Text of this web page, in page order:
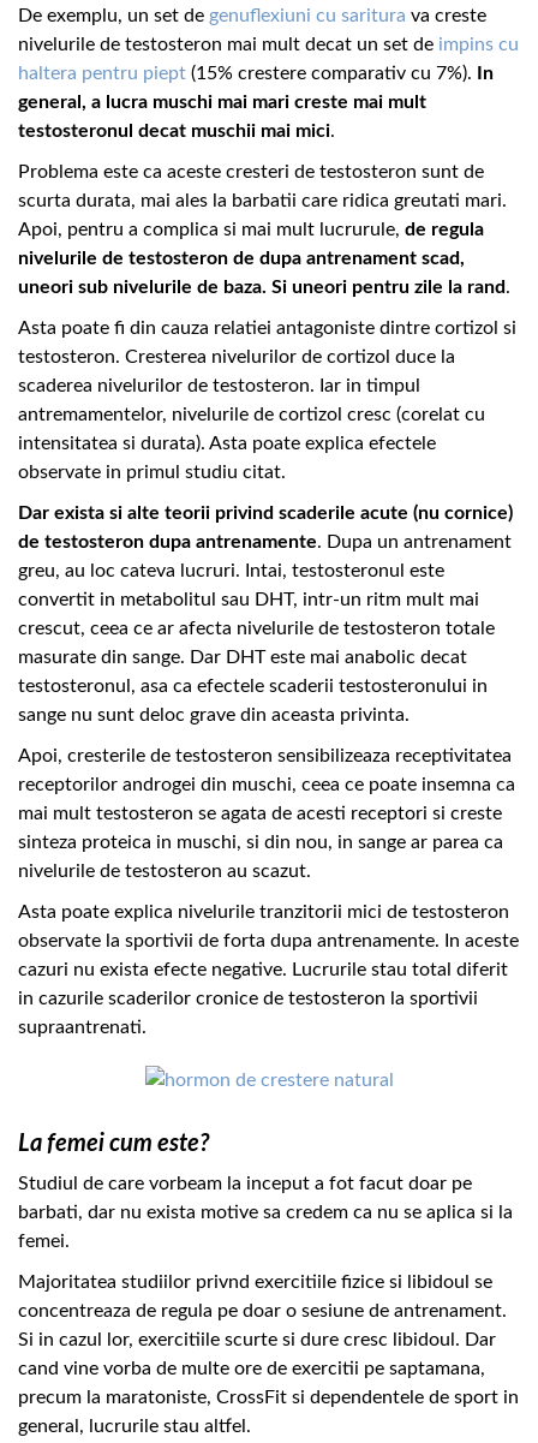
De exemplu, un set de genuflexiuni cu saritura va creste
nivelurile de testosteron mai mult decat un set de impins cu
haltera pentru piept (15% crestere comparativ cu 7%).
In
general, a lucra muschi mai mari creste mai mult
testosteronul decat muschii mai mici.
Problema este ca aceste cresteri de testosteron sunt de
scurta durata, mai ales la barbatii care ridica greutati mari.
Apoi, pentru a complica si mai mult lucrurule, de regula
nivelurile de testosteron de dupa antrenament scad,
uneori sub nivelurile de baza. Si uneori pentru zile la rand.
Asta poate fi din cauza relatiei antagoniste dintre cortizol si
testosteron. Cresterea nivelurilor de cortizol duce la
scaderea nivelurilor de testosteron. Iar in timpul
antremamentelor, nivelurile de cortizol cresc (corelat cu
intensitatea si durata). Asta poate explica efectele
observate in primul studiu citat.
Dar exista si alte teorii privind scaderile acute (nu cornice)
de testosteron dupa antrenamente. Dupa un antrenament
greu, au loc cateva lucruri. Intai, testosteronul este
convertit in metabolitul sau DHT, intr-un ritm mult mai
crescut, ceea ce ar afecta nivelurile de testosteron totale
masurate din sange. Dar DHT este mai anabolic decat
testosteronul, asa ca efectele scaderii testosteronului in
sange nu sunt deloc grave din aceasta privinta.
Apoi, cresterile de testosteron sensibilizeaza receptivitatea
receptorilor androgei din muschi, ceea ce poate insemna ca
mai mult testosteron se agata de acesti receptori si creste
sinteza proteica in muschi, si din nou, in sange ar parea ca
nivelurile de testosteron au scazut.
Asta poate explica nivelurile tranzitorii mici de testosteron
observate la sportivii de forta dupa antrenamente. In aceste
cazuri nu exista efecte negative. Lucrurile stau total diferit
in cazurile scaderilor cronice de testosteron la sportivii
supraantrenati.
La femei cum este?
Studiul de care vorbeam la inceput a fot facut doar pe
barbati, dar nu exista motive sa credem ca nu se aplica si la
femei.
Majoritatea studiilor privnd exercitiile fizice si libidoul se
concentreaza de regula pe doar o sesiune de antrenament.
Si in cazul lor, exercitiile scurte si dure cresc libidoul. Dar
cand vine vorba de multe ore de exercitii pe saptamana,
precum la maratoniste, CrossFit si dependentele de sport in
general, lucrurile stau altfel.